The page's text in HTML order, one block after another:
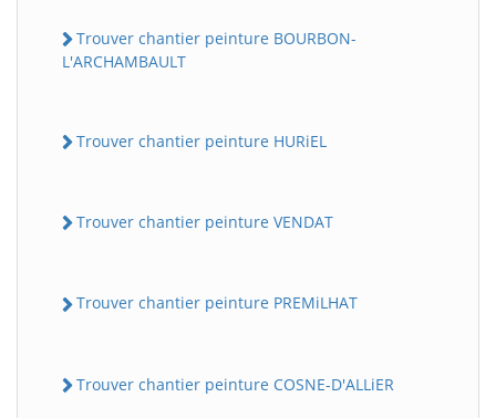
Trouver chantier peinture BOURBON-
L'ARCHAMBAULT
Trouver chantier peinture HURiEL
Trouver chantier peinture VENDAT
Trouver chantier peinture PREMiLHAT
Trouver chantier peinture COSNE-D'ALLiER